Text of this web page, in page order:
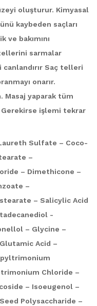
oluşturur. Kimyasal
kaybeden saçları
bakımını
sarmalar
Saç telleri
onarır.
Masaj yaparak tüm
Gerekirse işlemi tekrar
Sulfate – Coco-
–
– Dimethicone –
–
– Salicylic Acid
-
– Glycine –
Acid –
Chloride –
– Isoeugenol –
Polysaccharide –